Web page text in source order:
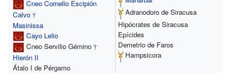
Cneo Cornelio Escipión
Calvo †
Masinissa
Cayo Lelio
Cneo Servilio Gémino †
Hierón II
Átalo I de Pérgamo
Adranodoro de Siracusa
Hipócrates de Siracusa
Epícides
Demetrio de Faros
Hampsicora